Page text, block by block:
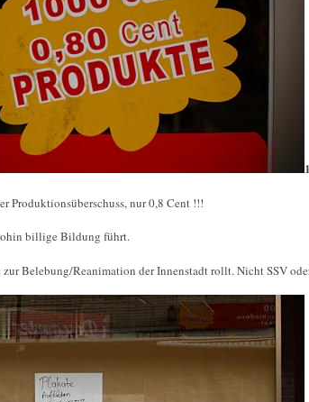
Produktionsüberschuss, nur 0,8 Cent !!!
billige Bildung führt.
Belebung/Reanimation der Innenstadt rollt. Nicht SSV